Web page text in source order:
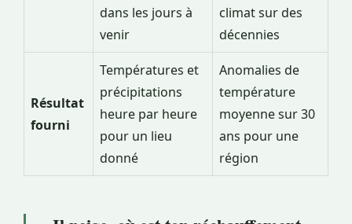
dans les jours à
venir
climat sur des
décennies
Résultat
fourni
Températures et
précipitations
heure par heure
pour un lieu
donné
Anomalies de
température
moyenne sur 30
ans pour une
région